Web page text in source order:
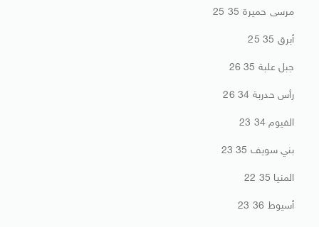
مرسى حميرة 35 25
أبرق 35 25
جبل علبة 35 26
رأس حدربة 34 26
الفيوم 34 23
بني سويف 35 23
المنيا 35 22
أسيوط 36 23